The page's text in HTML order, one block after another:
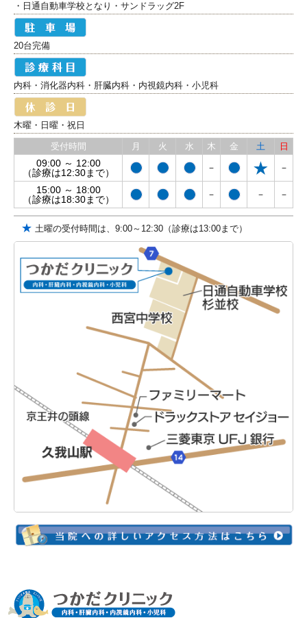
・日通自動車学校となり・サンドラッグ2F
20台完備
内科・消化器内科・肝臓内科・内視鏡内科・小児科
木曜・日曜・祝日
受付時間 月 火 水 木 金 土 日
09:00 ～ 12:00
（診療は12:30まで）
－ －
15:00 ～ 18:00
（診療は18:30まで）
－ － －
★ 土曜の受付時間は、9:00～12:30（診療は13:00まで）